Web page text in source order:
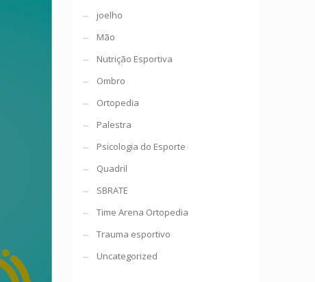
joelho
Mão
Nutrição Esportiva
Ombro
Ortopedia
Palestra
Psicologia do Esporte
Quadril
SBRATE
Time Arena Ortopedia
Trauma esportivo
Uncategorized